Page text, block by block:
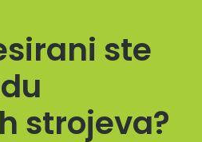
ste
strojeva?